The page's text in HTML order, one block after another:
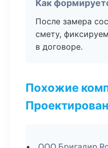
Как
После замера
смету,
в договоре.
Похожие